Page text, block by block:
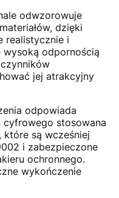
odwzorowuje
dzięki
realistycznie i
wysoką odpornością
jej atrakcyjny
odpowiada
cyfrowego stosowana
które są wcześniej
i zabezpieczone
ochronnego.
wykończenie